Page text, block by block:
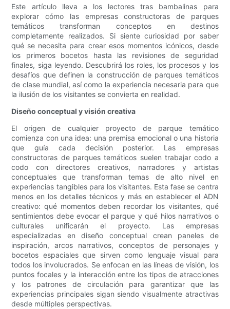
Este artículo lleva a los lectores tras bambalinas para
explorar cómo las empresas constructoras de parques
temáticos transforman conceptos en destinos
completamente realizados. Si siente curiosidad por saber
qué se necesita para crear esos momentos icónicos, desde
los primeros bocetos hasta las revisiones de seguridad
finales, siga leyendo. Descubrirá los roles, los procesos y los
desafíos que definen la construcción de parques temáticos
de clase mundial, así como la experiencia necesaria para que
la ilusión de los visitantes se convierta en realidad.
Diseño conceptual y visión creativa
El origen de cualquier proyecto de parque temático
comienza con una idea: una premisa emocional o una historia
que guía cada decisión posterior. Las empresas
constructoras de parques temáticos suelen trabajar codo a
codo con directores creativos, narradores y artistas
conceptuales que transforman temas de alto nivel en
experiencias tangibles para los visitantes. Esta fase se centra
menos en los detalles técnicos y más en establecer el ADN
creativo: qué momentos deben recordar los visitantes, qué
sentimientos debe evocar el parque y qué hilos narrativos o
culturales unificarán el proyecto. Las empresas
especializadas en diseño conceptual crean paneles de
inspiración, arcos narrativos, conceptos de personajes y
bocetos espaciales que sirven como lenguaje visual para
todos los involucrados. Se enfocan en las líneas de visión, los
puntos focales y la interacción entre los tipos de atracciones
y los patrones de circulación para garantizar que las
experiencias principales sigan siendo visualmente atractivas
desde múltiples perspectivas.